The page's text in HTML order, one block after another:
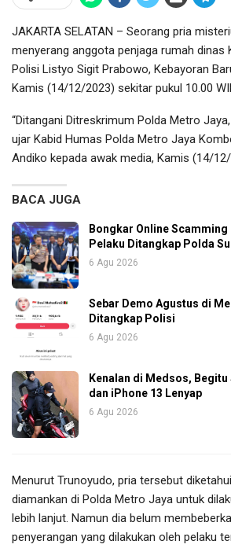
JAKARTA SELATAN – Seorang pria
menyerang anggota penjaga rumah dinas
Polisi Listyo Sigit Prabowo, Kebayoran
Kamis (14/12/2023) sekitar pukul 10.00
“Ditangani Ditreskrimum Polda Metro
ujar Kabid Humas Polda Metro Jaya
Andiko kepada awak media, Kamis (14/
BACA JUGA
Bongkar Online Scamming
Pelaku Ditangkap Polda
6 Agu 2026
Sebar Demo Agustus di
Ditangkap Polisi
6 Agu 2026
Kenalan di Medsos,
dan iPhone 13 Lenyap
6 Agu 2026
Menurut Trunoyudo, pria tersebut
diamankan di Polda Metro Jaya untuk
lebih lanjut. Namun dia belum
penyerangan yang dilakukan oleh pelaku